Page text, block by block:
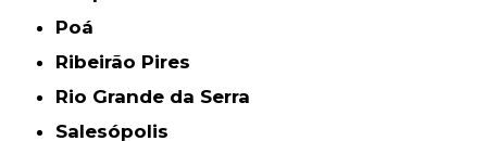
Poá
Ribeirão Pires
Rio Grande da Serra
Salesópolis